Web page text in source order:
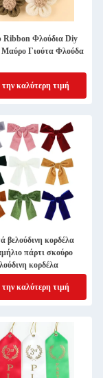
Ribbon Φλούδια Diy
Μαύρο Γιούτα Φλούδα
την καλύτερη τιμή
βελούδινη κορδέλα
πάρτι σκούρο
κορδέλα
την καλύτερη τιμή